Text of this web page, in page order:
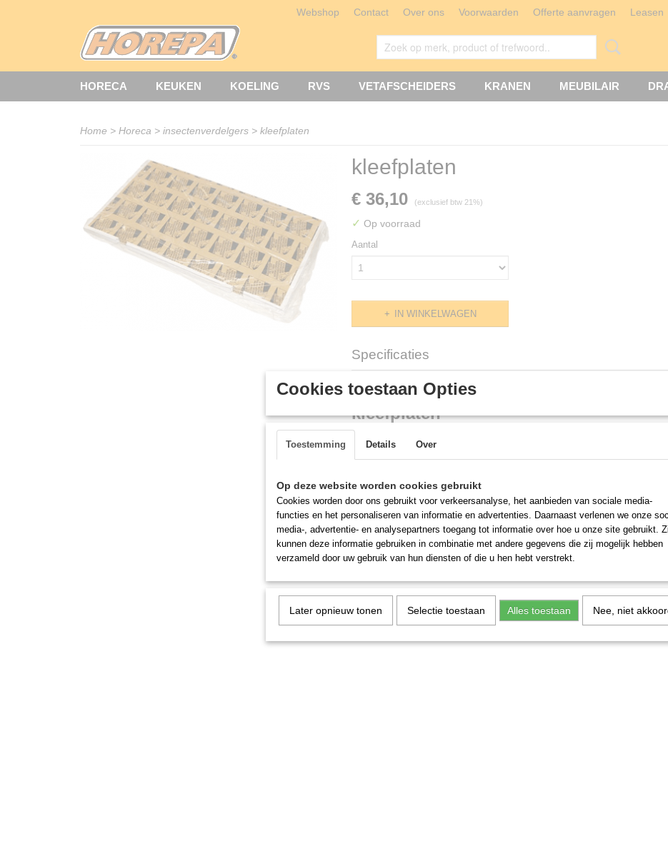
Webshop Contact Over ons Voorwaarden Offerte aanvragen Leasen
HORECA KEUKEN KOELING RVS VETAFSCHEIDERS KRANEN MEUBILAIR
Home > Horeca > insectenverdelgers > kleefplaten
kleefplaten
€ 36,10 (exclusief btw 21%)
✓ Op voorraad
Aantal
IN WINKELWAGEN
Specificaties
Omschrijving
kleefplaten
E505.700
Cookies toestaan Opties
Toestemming Details Over
Op deze website worden cookies gebruikt
Cookies worden door ons gebruikt voor verkeersanalyse, het aanbieden van sociale media-
functies en het personaliseren van informatie en advertenties. Daarnaast verlenen we onze
media-, advertentie- en analysepartners toegang tot informatie over hoe u onze site gebruikt.
kunnen deze informatie gebruiken in combinatie met andere gegevens die zij mogelijk hebben
verzameld door uw gebruik van hun diensten of die u hen hebt verstrekt.
Later opnieuw tonen Selectie toestaan Alles toestaan Nee, niet